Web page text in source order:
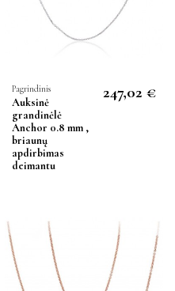
Pagrindinis
Auksinė
grandinėlė
Anchor 0.8 mm ,
briaunų
apdirbimas
deimantu
247,02 €